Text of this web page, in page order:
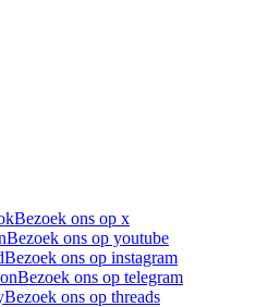
Bezoek ons op x
Bezoek ons op youtube
Bezoek ons op instagram
Bezoek ons op telegram
Bezoek ons op threads